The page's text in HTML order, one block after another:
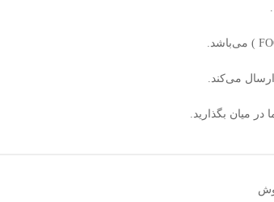
می‌باشد.
ارسال می‌کند.
در میان بگذارید.